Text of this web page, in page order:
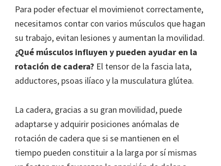
Para poder efectuar el movimienot correctamente,
necesitamos contar con varios músculos que hagan
su trabajo, evitan lesiones y aumentan la movilidad.
¿Qué músculos influyen y pueden ayudar en la
rotación de cadera? El tensor de la fascia lata,
adductores, psoas ilíaco y la musculatura glútea.
La cadera, gracias a su gran movilidad, puede
adaptarse y adquirir posiciones anómalas de
rotación de cadera que si se mantienen en el
tiempo pueden constituir a la larga por sí mismas